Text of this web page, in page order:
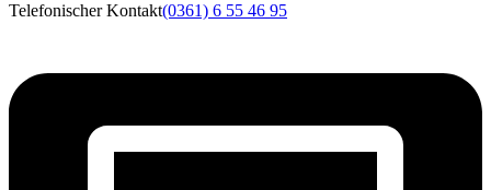
Telefonischer Kontakt(0361) 6 55 46 95